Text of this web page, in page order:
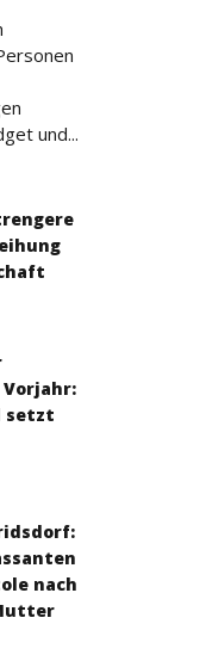
und...
setzt
nach